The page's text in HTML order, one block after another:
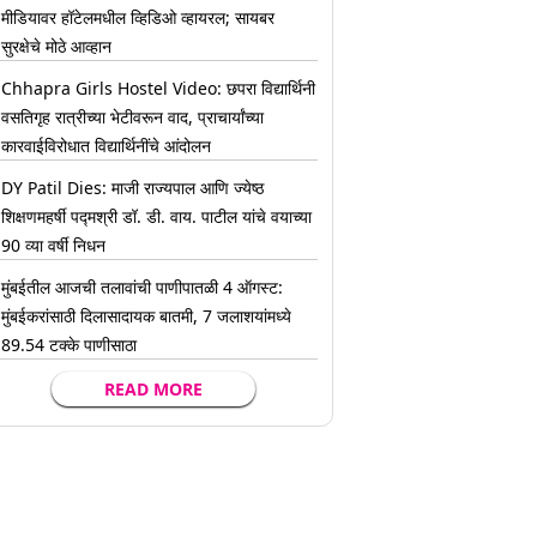
मीडियावर हॉटेलमधील व्हिडिओ व्हायरल; सायबर
सुरक्षेचे मोठे आव्हान
Chhapra Girls Hostel Video: छपरा विद्यार्थिनी
वसतिगृह रात्रीच्या भेटीवरून वाद, प्राचार्यांच्या
कारवाईविरोधात विद्यार्थिनींचे आंदोलन
DY Patil Dies: माजी राज्यपाल आणि ज्येष्ठ
शिक्षणमहर्षी पद्मश्री डॉ. डी. वाय. पाटील यांचे वयाच्या
90 व्या वर्षी निधन
मुंबईतील आजची तलावांची पाणीपातळी 4 ऑगस्ट:
मुंबईकरांसाठी दिलासादायक बातमी, 7 जलाशयांमध्ये
89.54 टक्के पाणीसाठा
READ MORE